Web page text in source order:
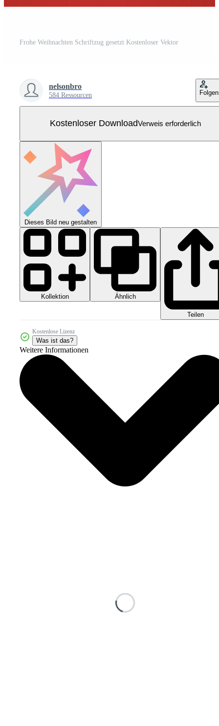
Frohe Weihnachten Schriftzug gesetzt Kostenloser Vektor
nelsonbro
584 Ressourcen Folgen
Kostenloser DownloadVerweis erforderlich
Dieses Bild neu gestalten
Kollektion Ähnlich
Teilen
Kostenlose Lizenz
Was ist das?
Weitere Informationen